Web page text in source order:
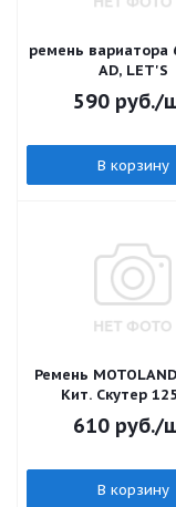
ремень вариатора
AD, LET'S
590руб./
В корзину
Ремень
Кит. Скутер
610руб./
В корзину